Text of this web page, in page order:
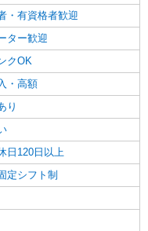
・有資格者歓迎
ター歓迎
クOK
・高額
り
日120日以上
定シフト制